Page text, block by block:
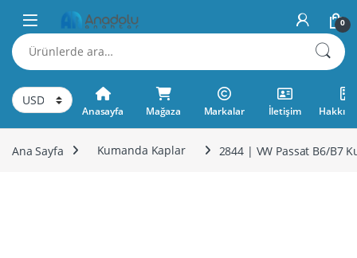
Skip to navigation
Skip to content
0
Ara:
Anasayfa Mağaza Markalar İletişim
Ana Sayfa Kumanda Kaplar 2844 | VW Passat B6/B7